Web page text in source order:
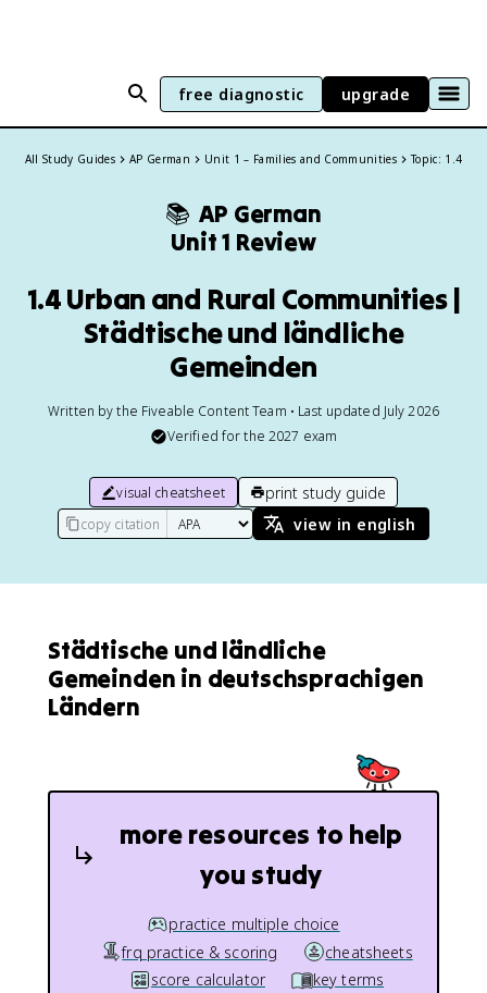
free diagnostic upgrade
All Study Guides AP German Unit 1 – Families and Communities Topic: 1.4
📚 AP German
Unit 1 Review
1.4 Urban and Rural Communities |
Städtische und ländliche
Gemeinden
Written by the Fiveable Content Team • Last updated July 2026
Verified for the 2027 exam
visual cheatsheet print study guide
copy citation view in english
Städtische und ländliche
Gemeinden in deutschsprachigen
Ländern
more resources to help
you study
practice multiple choice
frq practice & scoring
cheatsheets
score calculator
key terms